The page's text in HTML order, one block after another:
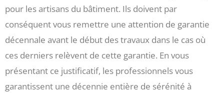
pour les artisans du bâtiment. Ils doivent par
conséquent vous remettre une attention de garantie
décennale avant le début des travaux dans le cas où
ces derniers relèvent de cette garantie. En vous
présentant ce justificatif, les professionnels vous
garantissent une décennie entière de sérénité à